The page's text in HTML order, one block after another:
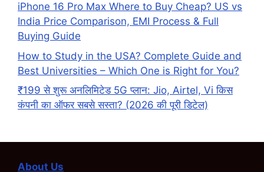
iPhone 16 Pro Max Where to Buy Cheap? US vs
India Price Comparison, EMI Process & Full
Buying Guide
How to Study in the USA? Complete Guide and
Best Universities – Which One is Right for You?
₹199 से शुरू अनलिमिटेड 5G प्लान: Jio, Airtel, Vi किस
कंपनी का ऑफर सबसे सस्ता? (2026 की पूरी डिटेल)
About Us